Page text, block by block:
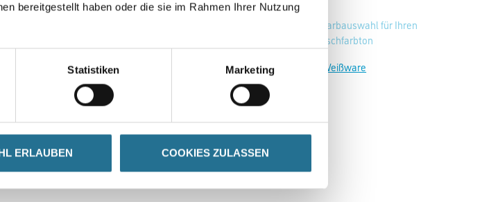
bereitgestellt haben oder die sie im Rahmen Ihrer Nutzung
Statistiken Marketing
ERLAUBEN COOKIES ZULASSEN
Zur Farbauswahl für Ihren
Wunschfarbton
Zur Weißware